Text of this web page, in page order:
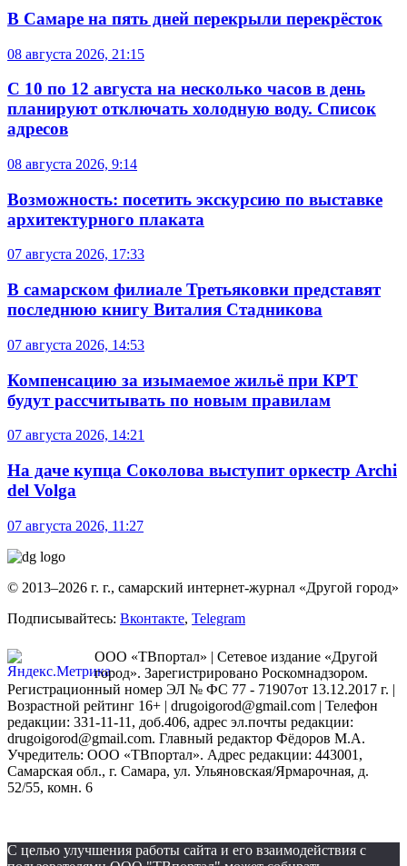
В Самаре на пять дней перекрыли перекрёсток
08 августа 2026, 21:15
С 10 по 12 августа на несколько часов в день
планируют отключать холодную воду. Список
адресов
08 августа 2026, 9:14
Возможность: посетить экскурсию по выставке
архитектурного плаката
07 августа 2026, 17:33
В самарском филиале Третьяковки представят
последнюю книгу Виталия Стадникова
07 августа 2026, 14:53
Компенсацию за изымаемое жильё при КРТ
будут рассчитывать по новым правилам
07 августа 2026, 14:21
На даче купца Соколова выступит оркестр Archi
del Volga
07 августа 2026, 11:27
© 2013–2026 г. г., самарский интернет-журнал «Другой город»
Подписывайтесь: Вконтакте, Telegram
ООО «ТВпортал» | Сетевое издание «Другой
город». Зарегистрировано Роскомнадзором.
Регистрационный номер ЭЛ № ФС 77 - 71907от 13.12.2017 г. |
Возрастной рейтинг 16+ | drugoigorod@gmail.com | Телефон
редакции: 331-11-11, доб.406, адрес эл.почты редакции:
drugoigorod@gmail.com. Главный редактор Фёдоров М.А.
Учредитель: ООО «ТВпортал». Адрес редакции: 443001,
Самарская обл., г. Самара, ул. Ульяновская/Ярмарочная, д.
52/55, комн. 6
С целью улучшения работы сайта и его взаимодействия с